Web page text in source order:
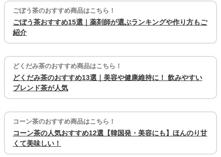
ごぼう茶のおすすめ商品はこちら！
ごぼう茶おすすめ15選｜薬剤師が選ぶランキングや作り方もご
紹介
どくだみ茶のおすすめ商品はこちら！
どくだみ茶のおすすめ13選｜美容や健康維持に！ 飲みやすい
ブレンド茶が人気
コーン茶のおすすめ商品はこちら！
コーン茶の人気おすすめ12選【韓国発・美容にも】ほんのり甘
くて美味しい！